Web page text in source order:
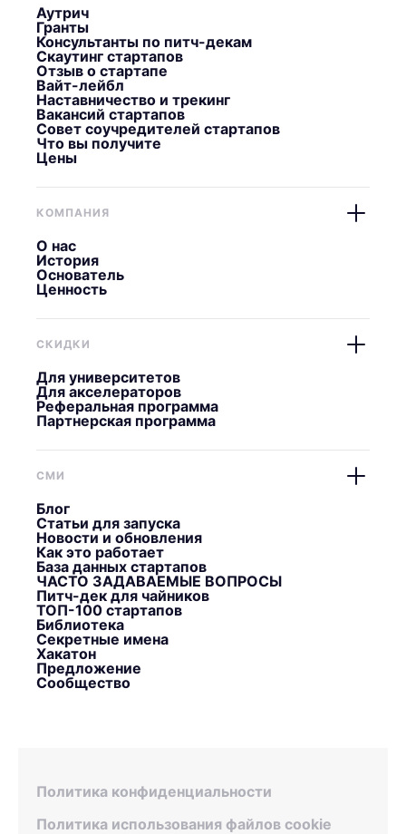
Аутрич
Гранты
Консультанты по питч-декам
Скаутинг стартапов
Отзыв о стартапе
Вайт-лейбл
Наставничество и трекинг
Вакансий стартапов
Совет соучредителей стартапов
Что вы получите
Цены
КОМПАНИЯ
О нас
История
Основатель
Ценность
СКИДКИ
Для университетов
Для акселераторов
Реферальная программа
Партнерская программа
СМИ
Блог
Статьи для запуска
Новости и обновления
Как это работает
База данных стартапов
ЧАСТО ЗАДАВАЕМЫЕ ВОПРОСЫ
Питч-дек для чайников
ТОП-100 стартапов
Библиотека
Секретные имена
Хакатон
Предложение
Сообщество
Политика конфиденциальности
Политика использования файлов cookie